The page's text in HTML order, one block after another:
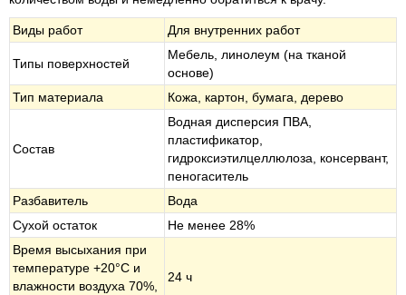
Виды работ Для внутренних работ
Типы поверхностей
Мебель, линолеум (на тканой
основе)
Тип материала
Кожа, картон, бумага, дерево
Состав
Водная дисперсия ПВА,
пластификатор,
гидроксиэтилцеллюлоза, консервант,
пеногаситель
Разбавитель
Вода
Сухой остаток
Не менее 28%
Время высыхания при
температуре +20°С и
влажности воздуха 70%,
24 ч